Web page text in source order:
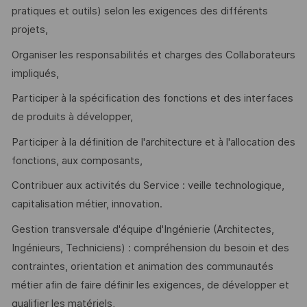
pratiques et outils) selon les exigences des différents
projets,
Organiser les responsabilités et charges des Collaborateurs
impliqués,
Participer à la spécification des fonctions et des interfaces
de produits à développer,
Participer à la définition de l'architecture et à l'allocation des
fonctions, aux composants,
Contribuer aux activités du Service : veille technologique,
capitalisation métier, innovation.
Gestion transversale d'équipe d'Ingénierie (Architectes,
Ingénieurs, Techniciens) : compréhension du besoin et des
contraintes, orientation et animation des communautés
métier afin de faire définir les exigences, de développer et
qualifier les matériels,